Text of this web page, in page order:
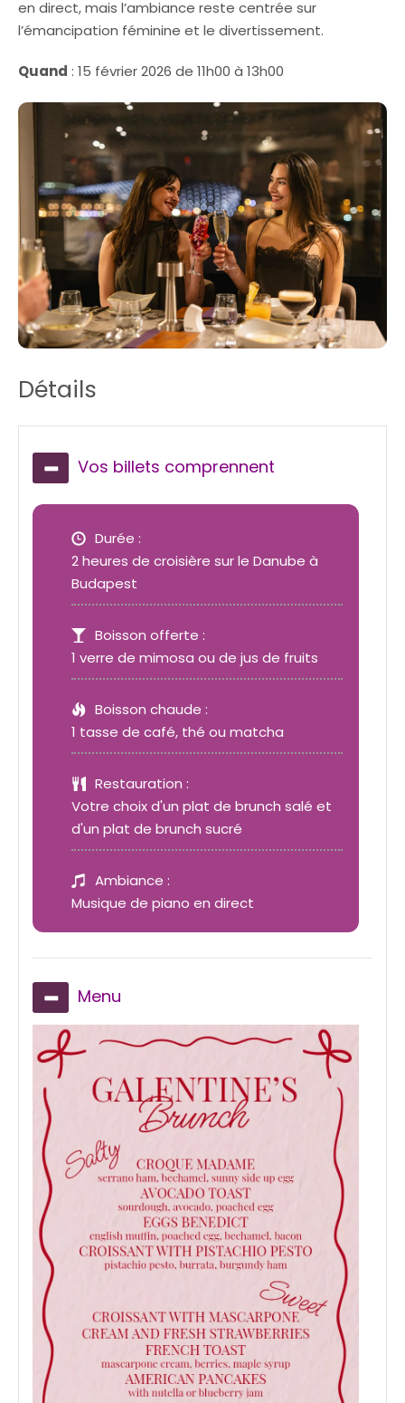
en direct, mais l’ambiance reste centrée sur
l’émancipation féminine et le divertissement.
Quand : 15 février 2026 de 11h00 à 13h00
Détails
Vos billets comprennent
Durée :
2 heures de croisière sur le Danube à
Budapest
Boisson offerte :
1 verre de mimosa ou de jus de fruits
Boisson chaude :
1 tasse de café, thé ou matcha
Restauration :
Votre choix d'un plat de brunch salé et
d'un plat de brunch sucré
Ambiance :
Musique de piano en direct
Menu